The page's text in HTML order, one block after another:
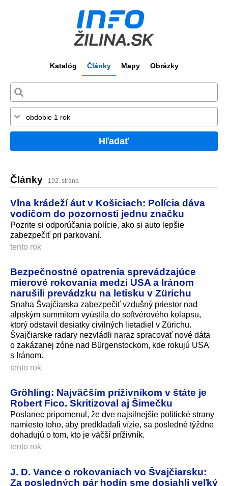
Katalóg Články Mapy Obrázky
Hľadať
Články 192. strana
Vlna krádeží áut v Košiciach: Polícia dáva
vodičom do pozornosti jednu značku
Pozrite si odporúčania polície, ako si auto lepšie
zabezpečiť pri parkovaní.
tento rok
Bezpečnostné opatrenia sprevádzajúce
mierové rokovania medzi USA a Iránom
narušili prevádzku na letisku v Zürichu
Snaha Švajčiarska zabezpečiť vzdušný priestor nad
alpským summitom vyústila do softvérového kolapsu,
ktorý odstavil desiatky civilných lietadiel v Zürichu.
Švajčiarske radary nezvládli naraz spracovať nové dáta
o zakázanej zóne nad Bürgenstockom, kde rokujú USA
s Iránom.
tento rok
Gröhling: Najväčším príživníkom v štáte je
Robert Fico. Skritizoval aj Šimečku
Poslanec pripomenul, že dve najsilnejšie politické strany
namiesto toho, aby predkladali vízie, sa posledné týždne
dohadujú o tom, kto je väčší príživník.
tento rok
J. D. Vance o rokovaniach vo Švajčiarsku:
Za posledných pár hodín sme dosiahli veľký